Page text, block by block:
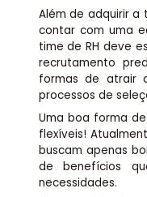
Além de adquirir a
contar com uma
time de RH deve
recrutamento
formas de atrair
processos de
Uma boa forma
flexíveis!
buscam apenas
de benefícios
necessidades.